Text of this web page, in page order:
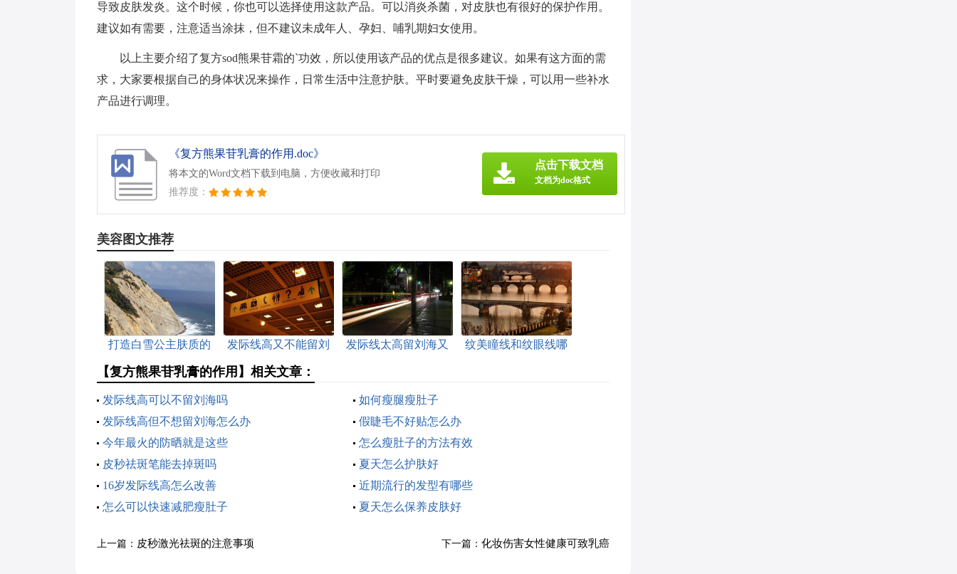
导致皮肤发炎。这个时候，你也可以选择使用这款产品。可以消炎杀菌，对皮肤也有很好的保护作用。
建议如有需要，注意适当涂抹，但不建议未成年人、孕妇、哺乳期妇女使用。
以上主要介绍了复方sod熊果苷霜的`功效，所以使用该产品的优点是很多建议。如果有这方面的需
求，大家要根据自己的身体状况来操作，日常生活中注意护肤。平时要避免皮肤干燥，可以用一些补水
产品进行调理。
《复方熊果苷乳膏的作用.doc》
将本文的Word文档下载到电脑，方便收藏和打印
推荐度：
点击下载文档
文档为doc格式
美容图文推荐
打造白雪公主肤质的
发际线高又不能留刘
发际线太高留刘海又
纹美瞳线和纹眼线哪
【复方熊果苷乳膏的作用】相关文章：
发际线高可以不留刘海吗
如何瘦腿瘦肚子
发际线高但不想留刘海怎么办
假睫毛不好贴怎么办
今年最火的防晒就是这些
怎么瘦肚子的方法有效
皮秒祛斑笔能去掉斑吗
夏天怎么护肤好
16岁发际线高怎么改善
近期流行的发型有哪些
怎么可以快速减肥瘦肚子
夏天怎么保养皮肤好
上一篇： 皮秒激光祛斑的注意事项 下一篇： 化妆伤害女性健康可致乳癌